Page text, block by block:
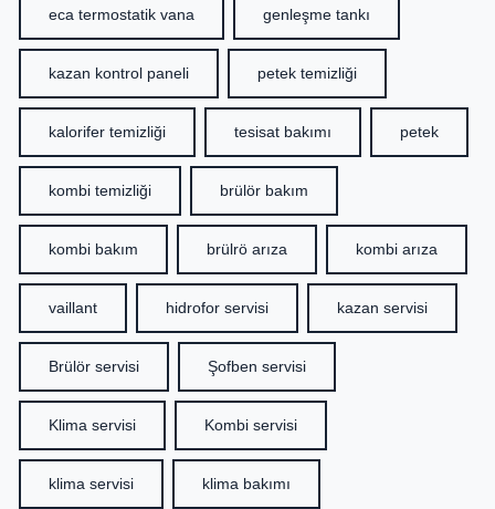
eca termostatik vana genleşme tankı
kazan kontrol paneli petek temizliği
kalorifer temizliği tesisat bakımı petek
kombi temizliği brülör bakım
kombi bakım brülrö arıza kombi arıza
vaillant hidrofor servisi kazan servisi
Brülör servisi Şofben servisi
Klima servisi Kombi servisi
klima servisi klima bakımı